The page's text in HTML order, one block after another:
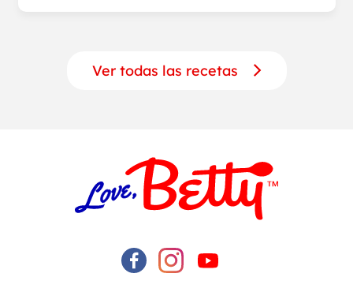
Ver todas las recetas